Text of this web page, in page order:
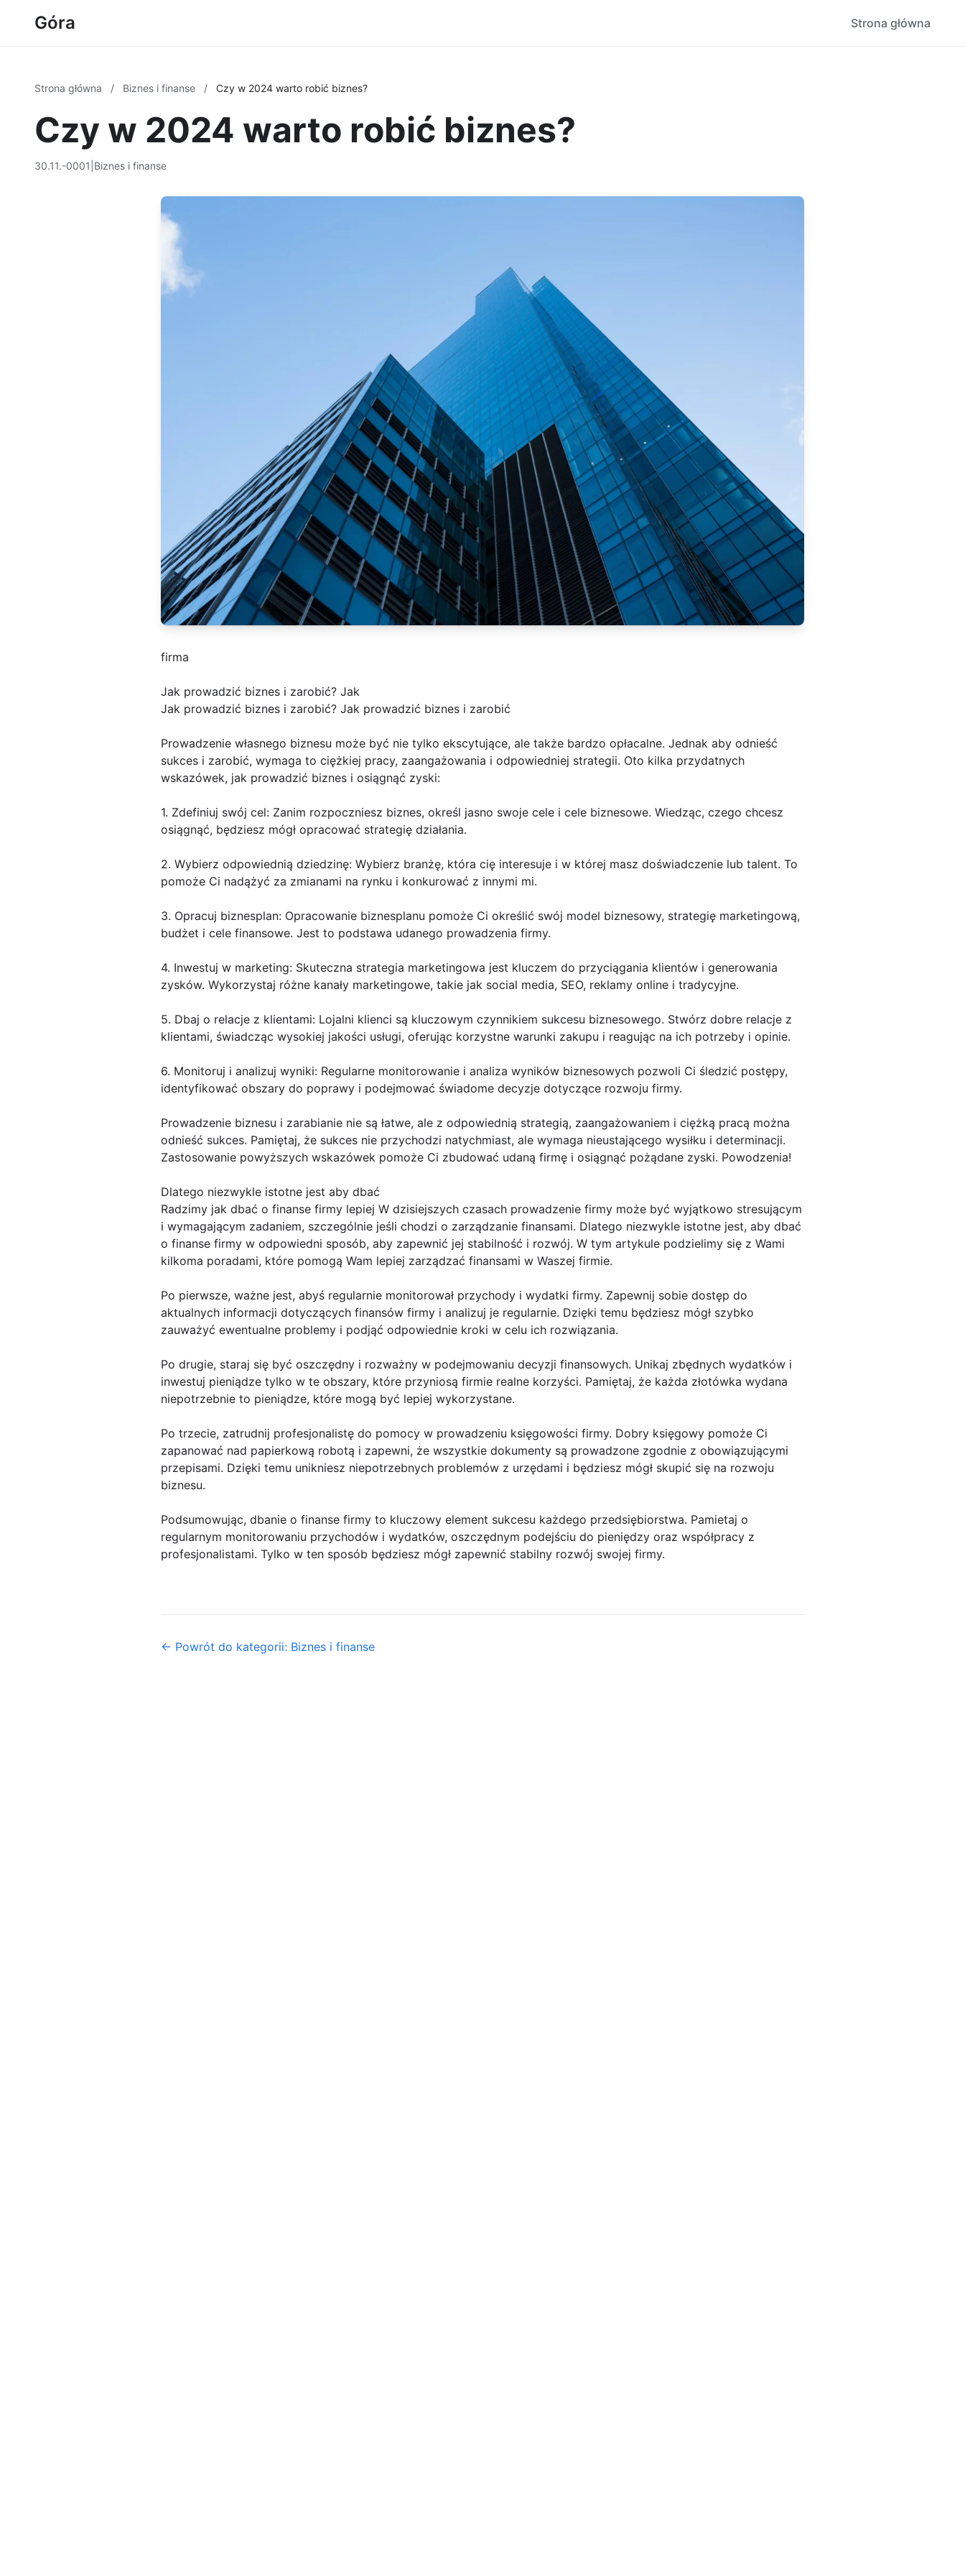
Góra Strona główna
Strona główna / Biznes i finanse / Czy w 2024 warto robić biznes?
Czy w 2024 warto robić biznes?
30.11.-0001 Biznes i finanse
firma
Jak prowadzić biznes i zarobić? Jak
Jak prowadzić biznes i zarobić? Jak prowadzić biznes i zarobić
Prowadzenie własnego biznesu może być nie tylko ekscytujące, ale także bardzo opłacalne. Jednak aby odnieść
sukces i zarobić, wymaga to ciężkiej pracy, zaangażowania i odpowiedniej strategii. Oto kilka przydatnych
wskazówek, jak prowadzić biznes i osiągnąć zyski:
1. Zdefiniuj swój cel: Zanim rozpoczniesz biznes, określ jasno swoje cele i cele biznesowe. Wiedząc, czego chcesz
osiągnąć, będziesz mógł opracować strategię działania.
2. Wybierz odpowiednią dziedzinę: Wybierz branżę, która cię interesuje i w której masz doświadczenie lub talent. To
pomoże Ci nadążyć za zmianami na rynku i konkurować z innymi mi.
3. Opracuj biznesplan: Opracowanie biznesplanu pomoże Ci określić swój model biznesowy, strategię marketingową,
budżet i cele finansowe. Jest to podstawa udanego prowadzenia firmy.
4. Inwestuj w marketing: Skuteczna strategia marketingowa jest kluczem do przyciągania klientów i generowania
zysków. Wykorzystaj różne kanały marketingowe, takie jak social media, SEO, reklamy online i tradycyjne.
5. Dbaj o relacje z klientami: Lojalni klienci są kluczowym czynnikiem sukcesu biznesowego. Stwórz dobre relacje z
klientami, świadcząc wysokiej jakości usługi, oferując korzystne warunki zakupu i reagując na ich potrzeby i opinie.
6. Monitoruj i analizuj wyniki: Regularne monitorowanie i analiza wyników biznesowych pozwoli Ci śledzić postępy,
identyfikować obszary do poprawy i podejmować świadome decyzje dotyczące rozwoju firmy.
Prowadzenie biznesu i zarabianie nie są łatwe, ale z odpowiednią strategią, zaangażowaniem i ciężką pracą można
odnieść sukces. Pamiętaj, że sukces nie przychodzi natychmiast, ale wymaga nieustającego wysiłku i determinacji.
Zastosowanie powyższych wskazówek pomoże Ci zbudować udaną firmę i osiągnąć pożądane zyski. Powodzenia!
Dlatego niezwykle istotne jest aby dbać
Radzimy jak dbać o finanse firmy lepiej W dzisiejszych czasach prowadzenie firmy może być wyjątkowo stresującym
i wymagającym zadaniem, szczególnie jeśli chodzi o zarządzanie finansami. Dlatego niezwykle istotne jest, aby dbać
o finanse firmy w odpowiedni sposób, aby zapewnić jej stabilność i rozwój. W tym artykule podzielimy się z Wami
kilkoma poradami, które pomogą Wam lepiej zarządzać finansami w Waszej firmie.
Po pierwsze, ważne jest, abyś regularnie monitorował przychody i wydatki firmy. Zapewnij sobie dostęp do
aktualnych informacji dotyczących finansów firmy i analizuj je regularnie. Dzięki temu będziesz mógł szybko
zauważyć ewentualne problemy i podjąć odpowiednie kroki w celu ich rozwiązania.
Po drugie, staraj się być oszczędny i rozważny w podejmowaniu decyzji finansowych. Unikaj zbędnych wydatków i
inwestuj pieniądze tylko w te obszary, które przyniosą firmie realne korzyści. Pamiętaj, że każda złotówka wydana
niepotrzebnie to pieniądze, które mogą być lepiej wykorzystane.
Po trzecie, zatrudnij profesjonalistę do pomocy w prowadzeniu księgowości firmy. Dobry księgowy pomoże Ci
zapanować nad papierkową robotą i zapewni, że wszystkie dokumenty są prowadzone zgodnie z obowiązującymi
przepisami. Dzięki temu unikniesz niepotrzebnych problemów z urzędami i będziesz mógł skupić się na rozwoju
biznesu.
Podsumowując, dbanie o finanse firmy to kluczowy element sukcesu każdego przedsiębiorstwa. Pamietaj o
regularnym monitorowaniu przychodów i wydatków, oszczędnym podejściu do pieniędzy oraz współpracy z
profesjonalistami. Tylko w ten sposób będziesz mógł zapewnić stabilny rozwój swojej firmy.
← Powrót do kategorii: Biznes i finanse